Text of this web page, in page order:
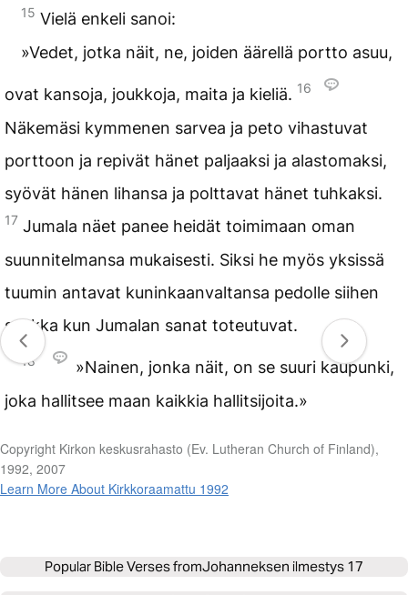
15 Vielä enkeli sanoi:
»Vedet, jotka näit, ne, joiden äärellä portto asuu,
ovat kansoja, joukkoja, maita ja kieliä. 16
Näkemäsi kymmenen sarvea ja peto vihastuvat
porttoon ja repivät hänet paljaaksi ja alastomaksi,
syövät hänen lihansa ja polttavat hänet tuhkaksi.
17 Jumala näet panee heidät toimimaan oman
suunnitelmansa mukaisesti. Siksi he myös yksissä
tuumin antavat kuninkaanvaltansa pedolle siihen
saakka kun Jumalan sanat toteutuvat.
18
»Nainen, jonka näit, on se suuri kaupunki,
joka hallitsee maan kaikkia hallitsijoita.»
Copyright Kirkon keskusrahasto (Ev. Lutheran Church of Finland),
1992, 2007
Learn More About Kirkkoraamattu 1992
Popular Bible Verses fromJohanneksen ilmestys 17